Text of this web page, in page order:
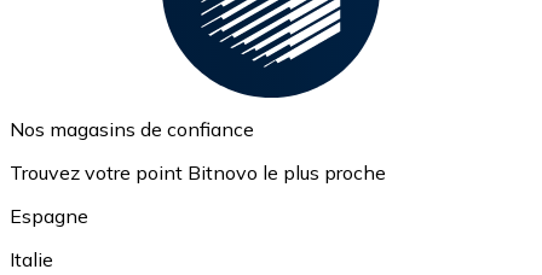
Nos magasins de confiance
Trouvez votre point Bitnovo le plus proche
Espagne
Italie